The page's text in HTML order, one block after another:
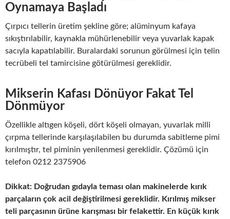
Oynamaya Başladı
Çırpıcı tellerin üretim şekline göre; alüminyum kafaya
sıkıştırılabilir, kaynakla mühürlenebilir veya yuvarlak kapak
sacıyla kapatılabilir. Buralardaki sorunun görülmesi için telin
tecrübeli tel tamircisine götürülmesi gereklidir.
Mikserin Kafası Dönüyor Fakat Tel
Dönmüyor
Özellikle altıgen köşeli, dört köşeli olmayan, yuvarlak milli
çırpma tellerinde karşılaşılabilen bu durumda sabitleme pimi
kırılmıştır, tel piminin yenilenmesi gereklidir. Çözümü için
telefon 0212 2375906
Dikkat: Doğrudan gıdayla teması olan makinelerde kırık
parçaların çok acil değiştirilmesi gereklidir. Kırılmış mikser
teli parçasının ürüne karışması bir felakettir. En küçük kırık